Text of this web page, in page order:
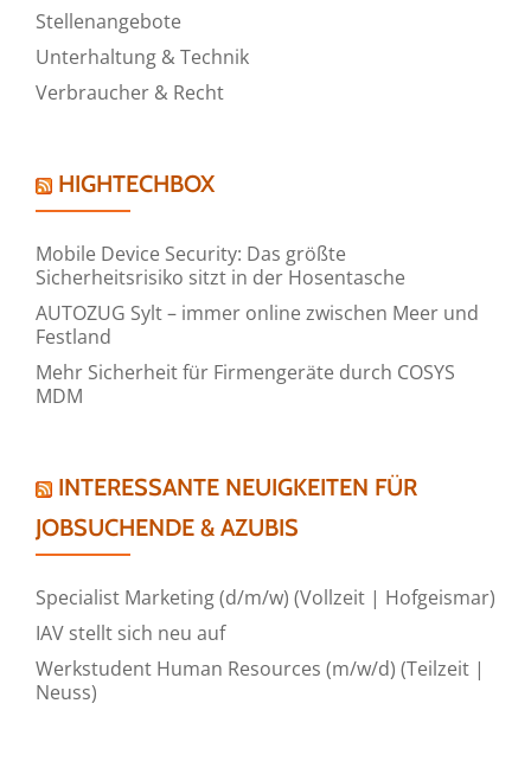
Stellenangebote
Unterhaltung & Technik
Verbraucher & Recht
HIGHTECHBOX
Mobile Device Security: Das größte
Sicherheitsrisiko sitzt in der Hosentasche
AUTOZUG Sylt – immer online zwischen Meer und
Festland
Mehr Sicherheit für Firmengeräte durch COSYS
MDM
INTERESSANTE NEUIGKEITEN FÜR
JOBSUCHENDE & AZUBIS
Specialist Marketing (d/m/w) (Vollzeit | Hofgeismar)
IAV stellt sich neu auf
Werkstudent Human Resources (m/w/d) (Teilzeit |
Neuss)